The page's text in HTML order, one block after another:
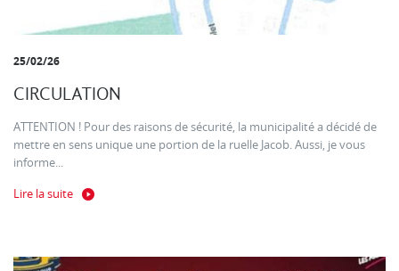
25/02/26
CIRCULATION
ATTENTION ! Pour des raisons de sécurité, la municipalité a décidé de
mettre en sens unique une portion de la ruelle Jacob. Aussi, je vous
informe...
Lire la suite